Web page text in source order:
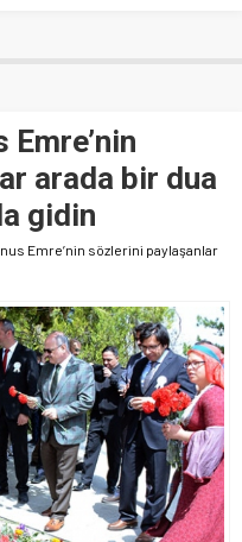
Emre’nin
arada bir dua
gidin
Emre’nin sözlerini paylaşanlar